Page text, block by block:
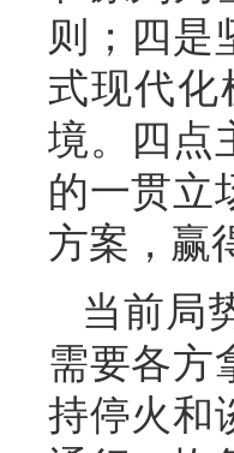
则；四是
式现代化
境。四点
的一贯立
方案，赢
当前局
需要各方
持停火和